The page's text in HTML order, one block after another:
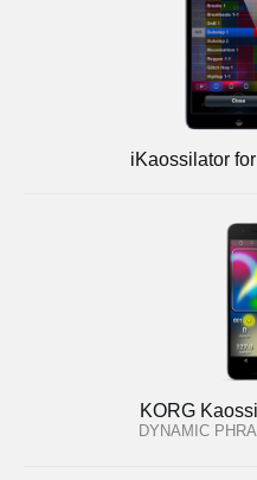
iKaossilator
KORG
DYNAMIC